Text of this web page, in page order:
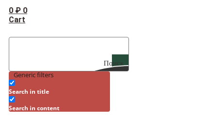
0 ₽ 0
Cart
Поиск
Generic filters
Search in title
Search in content